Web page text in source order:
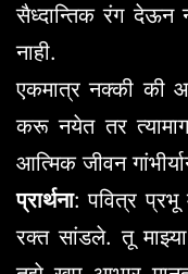
सैध्दान्तिक रंग
नाही.
एकमात्र नक्की की
करू नयेत तर
आत्मिक जीवन
प्रार्थना: पवित्र प्रभू
रक्त सांडले. तू माझ्या